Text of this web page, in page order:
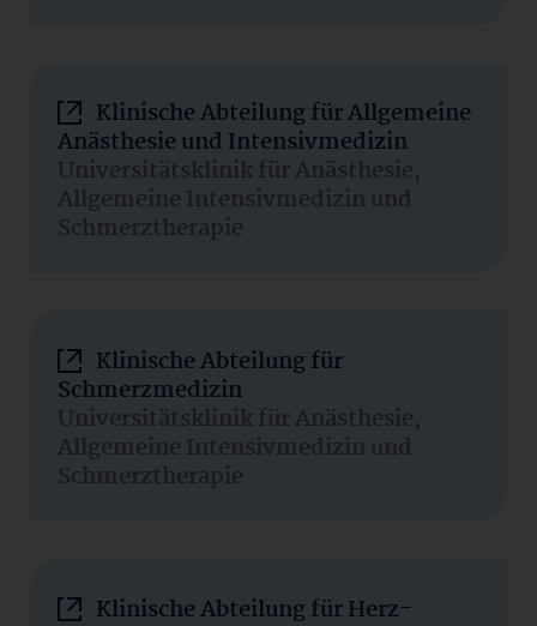
Klinische Abteilung für Allgemeine
Anästhesie und Intensivmedizin
Universitätsklinik für Anästhesie,
Allgemeine Intensivmedizin und
Schmerztherapie
Klinische Abteilung für
Schmerzmedizin
Universitätsklinik für Anästhesie,
Allgemeine Intensivmedizin und
Schmerztherapie
Klinische Abteilung für Herz-